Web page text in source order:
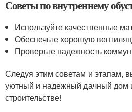
Советы по внутреннему
Используйте качественные
Обеспечьте хорошую
Проверьте надежность
Следуя этим советам и этапам,
уютный и надежный дачный дом
строительстве!